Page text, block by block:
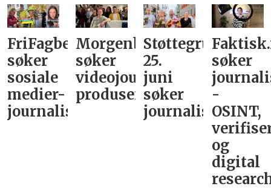
FriFagbevegelse
søker
sosiale
medier-
journalist
Morgenbladet
søker
videojournalist/podkast-
produsent
Støttegruppa
25.
juni
søker
journalist
søker
-
OSINT,
og
digital